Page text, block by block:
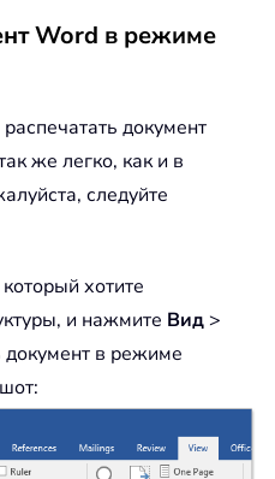
Word в режиме
документ
же легко, как и в
следуйте
хотите
и нажмите Вид >
документ в режиме